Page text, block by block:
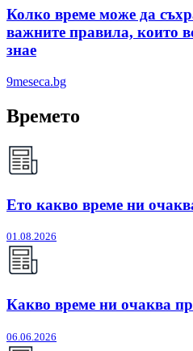
Колко време може да
важните правила, които
знае
9meseca.bg
Времето
Ето какво време ни
01.08.2026
Какво време ни очаква
06.06.2026